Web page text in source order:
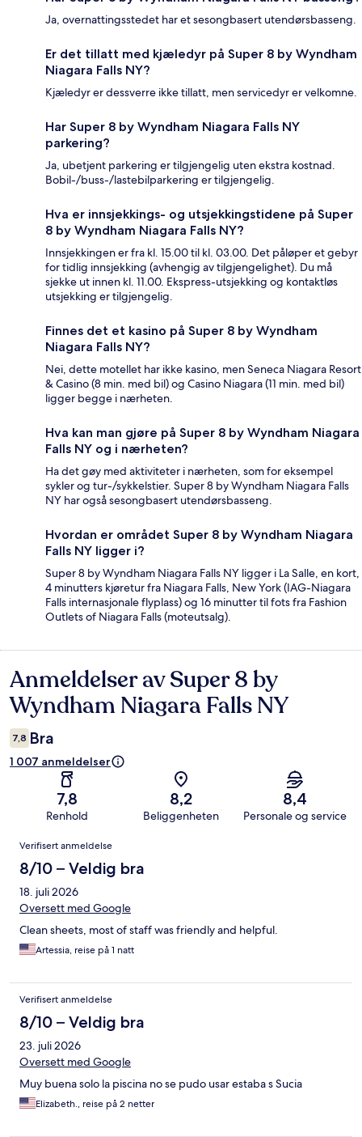
Ja, overnattingsstedet har et sesongbasert utendørsbasseng.
Er det tillatt med kjæledyr på Super 8 by Wyndham
Niagara Falls NY?
Kjæledyr er dessverre ikke tillatt, men servicedyr er velkomne.
Har Super 8 by Wyndham Niagara Falls NY
parkering?
Ja, ubetjent parkering er tilgjengelig uten ekstra kostnad.
Bobil-/buss-/lastebilparkering er tilgjengelig.
Hva er innsjekkings- og utsjekkingstidene på Super
8 by Wyndham Niagara Falls NY?
Innsjekkingen er fra kl. 15.00 til kl. 03.00. Det påløper et gebyr
for tidlig innsjekking (avhengig av tilgjengelighet). Du må
sjekke ut innen kl. 11.00. Ekspress-utsjekking og kontaktløs
utsjekking er tilgjengelig.
Finnes det et kasino på Super 8 by Wyndham
Niagara Falls NY?
Nei, dette motellet har ikke kasino, men Seneca Niagara Resort
& Casino (8 min. med bil) og Casino Niagara (11 min. med bil)
ligger begge i nærheten.
Hva kan man gjøre på Super 8 by Wyndham Niagara
Falls NY og i nærheten?
Ha det gøy med aktiviteter i nærheten, som for eksempel
sykler og tur-/sykkelstier. Super 8 by Wyndham Niagara Falls
NY har også sesongbasert utendørsbasseng.
Hvordan er området Super 8 by Wyndham Niagara
Falls NY ligger i?
Super 8 by Wyndham Niagara Falls NY ligger i La Salle, en kort,
4 minutters kjøretur fra Niagara Falls, New York (IAG-Niagara
Falls internasjonale flyplass) og 16 minutter til fots fra Fashion
Outlets of Niagara Falls (moteutsalg).
Anmeldelser
Anmeldelser av Super 8 by
Wyndham Niagara Falls NY
7,8 Bra
1 007 anmeldelser
7,8
Renhold
8,2
Beliggenheten
8,4
Personale og service
Anmeldelser
Verifisert anmeldelse
8/10 – Veldig bra
18. juli 2026
Oversett med Google
Clean sheets, most of staff was friendly and helpful.
Artessia, reise på 1 natt
Verifisert anmeldelse
8/10 – Veldig bra
23. juli 2026
Oversett med Google
Muy buena solo la piscina no se pudo usar estaba s Sucia
Elizabeth., reise på 2 netter